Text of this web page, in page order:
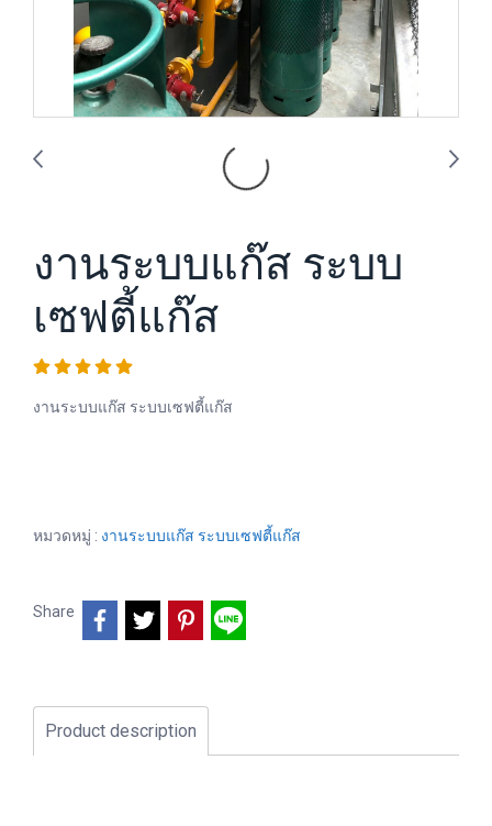
งานระบบแก๊ส ระบบ
เซฟตี้แก๊ส
งานระบบแก๊ส ระบบเซฟตี้แก๊ส
หมวดหมู่ : งานระบบแก๊ส ระบบเซฟตี้แก๊ส
Share
Product description